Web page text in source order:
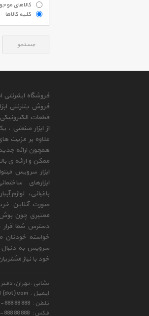
کالاهای
کلیه کالاها
جستجو
فروشگاه
فروش ینترنتی
قطعات
از ابزار صنعتی
علاوه بر مزیت
همچون ارائه
ممکن و ارائه ی
ابزار سرویس
ابزارهای
باغبانی،لوازم
صورت آنلاین
معتبری چون
دسترس شما قرار
خواسته خودتان
سرویس به دنبال
خود با نیاز
نشانی : تهران،
ایمیل : {dot} com
تلفن : 888 88 888
فکس : 888 88 888